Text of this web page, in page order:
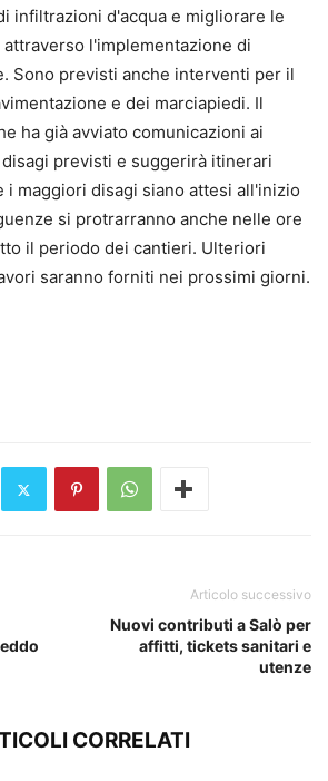
infiltrazioni d'acqua e migliorare le
l'implementazione di
Sono previsti anche interventi per il
e dei marciapiedi. Il
ha già avviato comunicazioni ai
previsti e suggerirà itinerari
i maggiori disagi siano attesi all'inizio
si protrarranno anche nelle ore
il periodo dei cantieri. Ulteriori
saranno forniti nei prossimi giorni.
Articolo successivo
Nuovi contributi a Salò per
affitti, tickets sanitari e
utenze
CORRELATI